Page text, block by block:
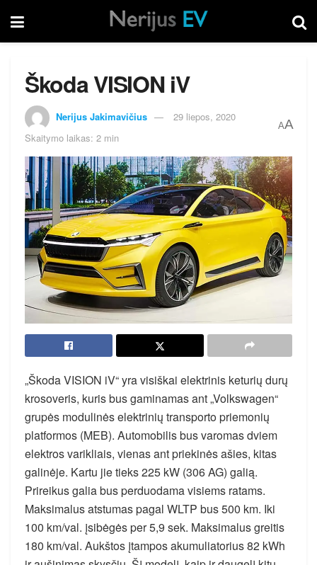
Škoda VISION iV
Nerijus Jakimavičius
29 liepos, 2020
Skaitymo laikas: 2 min
AA
„Škoda VISION iV“ yra visiškai elektrinis keturių durų
krosoveris, kuris bus gaminamas ant „Volkswagen“
grupės modulinės elektrinių transporto priemonių
platformos (MEB). Automobilis bus varomas dviem
elektros varikliais, vienas ant priekinės ašies, kitas
galinėje. Kartu jie tieks 225 kW (306 AG) galią.
Prireikus galia bus perduodama visiems ratams.
Maksimalus atstumas pagal WLTP bus 500 km. Iki
100 km/val. įsibėgės per 5,9 sek. Maksimalus greitis
180 km/val. Aukštos įtampos akumuliatorius 82 kWh